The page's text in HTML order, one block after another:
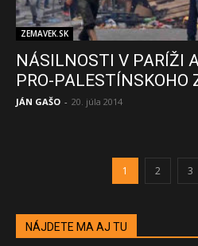
ZEMAVEK.SK
NÁSILNOSTI V PARÍŽI
PRO-PALESTÍNSKOHO
JÁN GAŠO - 20. júla 2014
1 2 3
NÁJDETE MA AJ TU